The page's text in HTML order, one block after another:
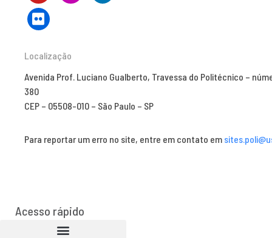
Localização
Avenida Prof. Luciano Gualberto, Travessa do Politécnico –
380
CEP – 05508-010 – São Paulo – SP
Para reportar um erro no site, entre em contato em
Acesso rápido